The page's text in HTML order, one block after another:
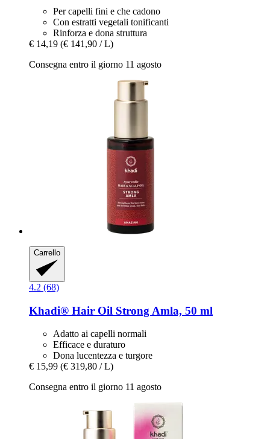
Per capelli fini e che cadono
Con estratti vegetali tonificanti
Rinforza e dona struttura
€ 14,19 (€ 141,90 / L)
Consegna entro il giorno 11 agosto
Carrello
4.2 (68)
Khadi® Hair Oil Strong Amla, 50 ml
Adatto ai capelli normali
Efficace e duraturo
Dona lucentezza e turgore
€ 15,99 (€ 319,80 / L)
Consegna entro il giorno 11 agosto